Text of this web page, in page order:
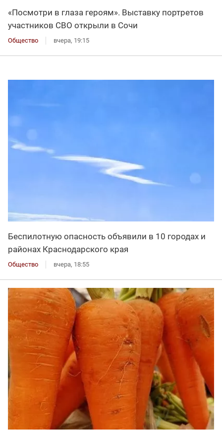
«Посмотри в глаза героям». Выставку портретов
участников СВО открыли в Сочи
Общество вчера, 19:15
Беспилотную опасность объявили в 10 городах и
районах Краснодарского края
Общество вчера, 18:55